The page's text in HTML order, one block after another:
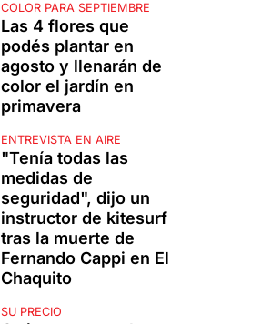
COLOR PARA SEPTIEMBRE
Las 4 flores que
podés plantar en
agosto y llenarán de
color el jardín en
primavera
ENTREVISTA EN AIRE
"Tenía todas las
medidas de
seguridad", dijo un
instructor de kitesurf
tras la muerte de
Fernando Cappi en El
Chaquito
SU PRECIO